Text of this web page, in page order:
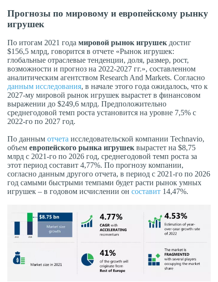
Прогнозы по мировому и европейскому рынку
игрушек
По итогам 2021 года мировой рынок игрушек достиг
$156,5 млрд, говорится в отчете «Рынок игрушек:
глобальные отраслевые тенденции, доля, размер, рост,
возможности и прогноз на 2022-2027 гг.», составленном
аналитическим агентством Research And Markets. Согласно
данным исследования, в начале этого года ожидалось, что к
2027-му мировой рынок игрушек вырастет в финансовом
выражении до $249,6 млрд. Предположительно
среднегодовой темп роста установится на уровне 7,5% с
2022-го по 2027 год.
По данным отчета исследовательской компании Technavio,
объем европейского рынка игрушек вырастет на $8,75
млрд с 2021-го по 2026 год, среднегодовой темп роста за
этот период составит 4,77%. По прогнозу компании,
согласно данным другого отчета, в период с 2021-го по 2026
год самыми быстрыми темпами будет расти рынок умных
игрушек – в годовом исчислении он составит 14,47%.